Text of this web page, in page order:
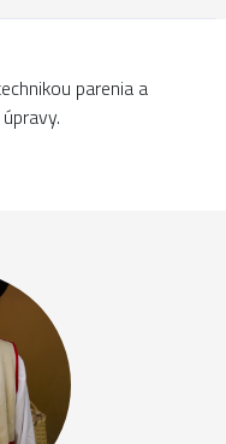
parenia a